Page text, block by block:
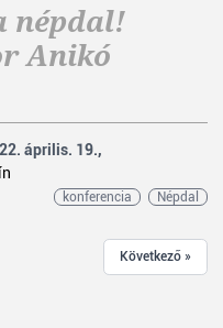
népdal!
Anikó
április. 19.,
konferencia Népdal
Következő »